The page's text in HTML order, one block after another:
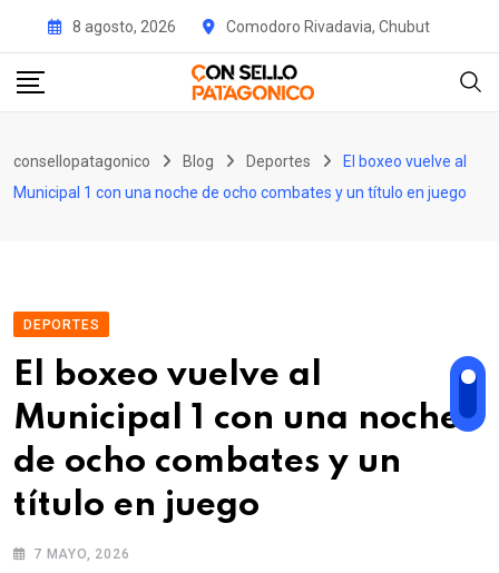
content
8 agosto, 2026 Comodoro Rivadavia, Chubut
consellopatagonico Blog Deportes
El boxeo vuelve al
Municipal 1 con una noche de ocho combates y un título en juego
DEPORTES
El boxeo vuelve al
Municipal 1 con una noche
de ocho combates y un
título en juego
7 MAYO, 2026